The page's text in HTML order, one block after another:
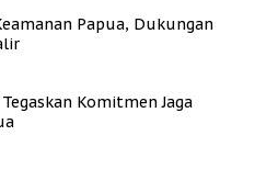
Papua, Dukungan
Komitmen Jaga